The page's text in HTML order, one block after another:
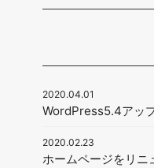
2020.04.01
WordPress5.4アッ
2020.02.23
ホームページをリニ